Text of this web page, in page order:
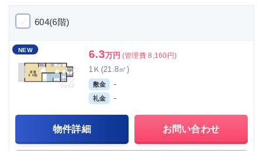
604(6階)
NEW 6.3万円 (管理費 8,160円)
1Ｋ(21.8㎡)
敷金 -
礼金 -
物件詳細 お問い合わせ